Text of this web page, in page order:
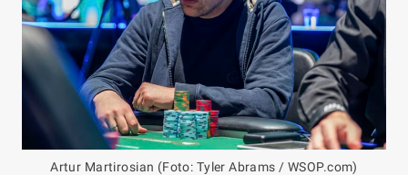
Artur Martirosian (Foto: Tyler Abrams / WSOP.com)